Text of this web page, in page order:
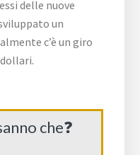
delle nuove
un
c’è un giro
che❓